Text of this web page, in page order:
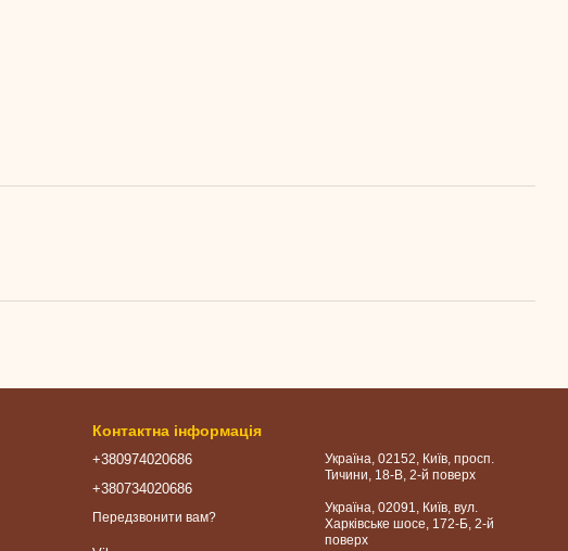
Контактна інформація
+380974020686
+380734020686
Передзвонити вам?
Україна, 02152, Київ, просп.
Тичини, 18-В, 2-й поверх
Україна, 02091, Київ, вул.
Харківське шосе, 172-Б, 2-й
поверх